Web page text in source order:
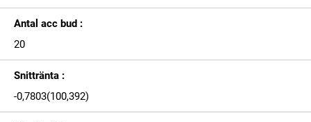
Antal acc bud :
20
Snittränta :
-0,7803(100,392)